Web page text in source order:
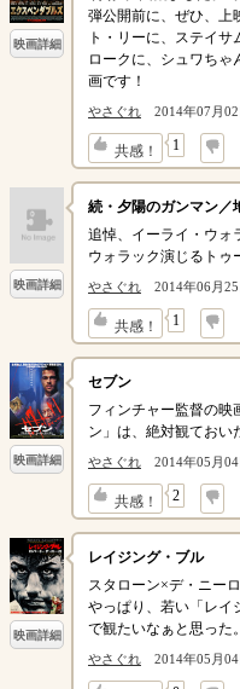
映画詳細
弾公開前に、ぜひ、上
ト・リーに、ステイサ
ロークに、シュワちゃ
画です！
やさぐれ 2014年07月
共感！ 1
↓
映画詳細
続・夕陽のガンマン／
追悼、イーライ・ウォ
ウォラック演じるトゥ
やさぐれ 2014年06月
共感！ 1
↓
映画詳細
セブン
フィンチャー監督の映
ン」は、絶対観ておい
やさぐれ 2014年05月
共感！ 2
↓
映画詳細
レイジング・ブル
スタローン×デ・ニー
やっぱり、若い「レイ
で観たいなぁと思った。
やさぐれ 2014年05月